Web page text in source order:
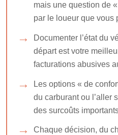
mais une question de
par le loueur que vous
Documenter l’état du
départ est votre
facturations abusives
Les options « de
du carburant ou l’aller
des surcoûts
Chaque décision, du